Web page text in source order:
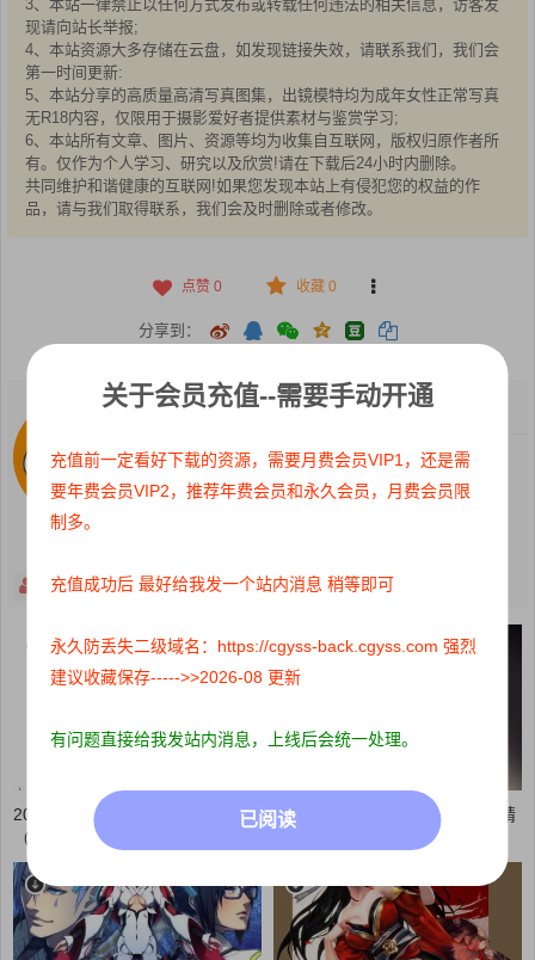
3、本站一律禁止以任何方式发布或转载任何违法的相关信息，访客发
现请向站长举报;
4、本站资源大多存储在云盘，如发现链接失效，请联系我们，我们会
第一时间更新:
5、本站分享的高质量高清写真图集，出镜模特均为成年女性正常写真
无R18内容，仅限用于摄影爱好者提供素材与鉴赏学习;
6、本站所有文章、图片、资源等均为收集自互联网，版权归原作者所
有。仅作为个人学习、研究以及欣赏!请在下载后24小时内删除。
共同维护和谐健康的互联网!如果您发现本站上有侵犯您的权益的作
品，请与我们取得联系，我们会及时删除或者修改。
点赞 0 收藏 0
分享到：
有问题发私信！
关注 主页 打赏
2021年11月P站画师千里GAN
（せんりがん）最新精美作品
2023年7月更新2D画师Drogod精
美CG作品【2023年4月】
关于会员充值--需要手动开通
充值前一定看好下载的资源，需要月费会员VIP1，还是需
要年费会员VIP2，推荐年费会员和永久会员，月费会员限
制多。
充值成功后 最好给我发一个站内消息 稍等即可
永久防丢失二级域名：https://cgyss-back.cgyss.com 强烈
建议收藏保存----->>2026-08 更新
有问题直接给我发站内消息，上线后会统一处理。
已阅读